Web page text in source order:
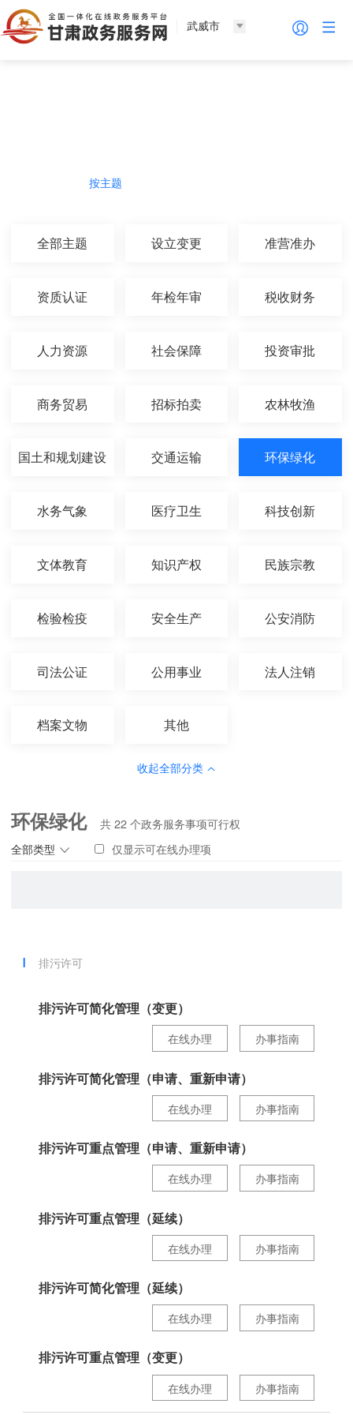
武威市
按主题
全部主题 设立变更 准营准办
资质认证 年检年审 税收财务
人力资源 社会保障 投资审批
商务贸易 招标拍卖 农林牧渔
国土和规划建设 交通运输 环保绿化
水务气象 医疗卫生 科技创新
文体教育 知识产权 民族宗教
检验检疫 安全生产 公安消防
司法公证 公用事业 法人注销
档案文物 其他
收起全部分类
环保绿化
全部类型
共22 个政务服务事项可行权
仅显示可在线办理项
排污许可
排污许可简化管理（变更）
办事指南
在线办理
排污许可简化管理（申请、重新申请）
办事指南
在线办理
排污许可重点管理（申请、重新申请）
办事指南
在线办理
排污许可重点管理（延续）
办事指南
在线办理
排污许可简化管理（延续）
办事指南
在线办理
排污许可重点管理（变更）
办事指南
在线办理